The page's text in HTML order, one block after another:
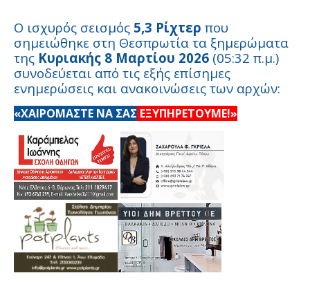
Ο ισχυρός σεισμός 5,3 Ρίχτερ που
σημειώθηκε στη Θεσπρωτία τα ξημερώματα
της Κυριακής 8 Μαρτίου 2026 (05:32 π.μ.)
συνοδεύεται από τις εξής επίσημες
ενημερώσεις και ανακοινώσεις των αρχών:
«ΧΑΙΡΟΜΑΣΤΕ ΝΑ ΣΑΣ ΕΞΥΠΗΡΕΤΟΥΜΕ!»